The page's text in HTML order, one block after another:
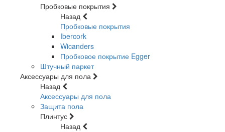
Пробковые покрытия
Назад
Пробковые покрытия
Ibercork
Wicanders
Пробковое покрытие Egger
Штучный паркет
Аксессуары для пола
Назад
Аксессуары для пола
Защита пола
Плинтус
Назад